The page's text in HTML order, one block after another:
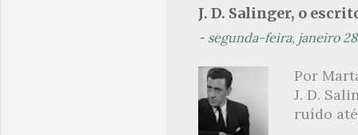
o texto
para
J. D. Salinger, o
- segunda-feira, janeiro
Por
J. D.
ruído